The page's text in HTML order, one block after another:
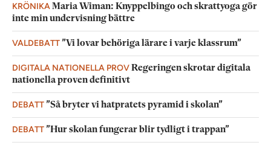
KRÖNIKA Maria Wiman: Knyppelbingo och skrattyoga gör
inte min undervisning bättre
VALDEBATT”Vi lovar behöriga lärare i varje klassrum”
DIGITALA NATIONELLA PROVRegeringen skrotar digitala
nationella proven definitivt
DEBATT”Så bryter vi hatpratets pyramid i skolan”
DEBATT”Hur skolan fungerar blir tydligt i trappan”